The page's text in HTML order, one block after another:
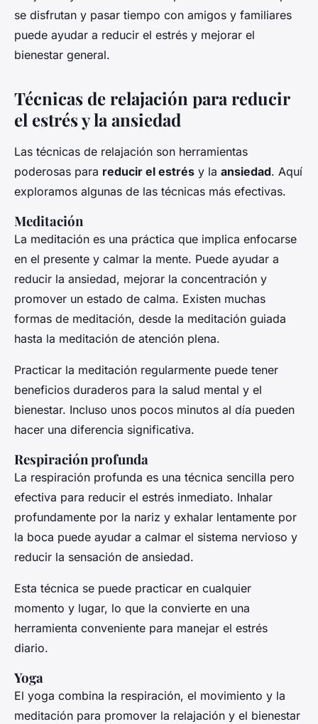
se disfrutan y pasar tiempo con amigos y familiares
puede ayudar a reducir el estrés y mejorar el
bienestar general.
Técnicas de relajación para reducir
el estrés y la ansiedad
Las técnicas de relajación son herramientas
poderosas para reducir el estrés y la ansiedad. Aquí
exploramos algunas de las técnicas más efectivas.
Meditación
La meditación es una práctica que implica enfocarse
en el presente y calmar la mente. Puede ayudar a
reducir la ansiedad, mejorar la concentración y
promover un estado de calma. Existen muchas
formas de meditación, desde la meditación guiada
hasta la meditación de atención plena.
Practicar la meditación regularmente puede tener
beneficios duraderos para la salud mental y el
bienestar. Incluso unos pocos minutos al día pueden
hacer una diferencia significativa.
Respiración profunda
La respiración profunda es una técnica sencilla pero
efectiva para reducir el estrés inmediato. Inhalar
profundamente por la nariz y exhalar lentamente por
la boca puede ayudar a calmar el sistema nervioso y
reducir la sensación de ansiedad.
Esta técnica se puede practicar en cualquier
momento y lugar, lo que la convierte en una
herramienta conveniente para manejar el estrés
diario.
Yoga
El yoga combina la respiración, el movimiento y la
meditación para promover la relajación y el bienestar